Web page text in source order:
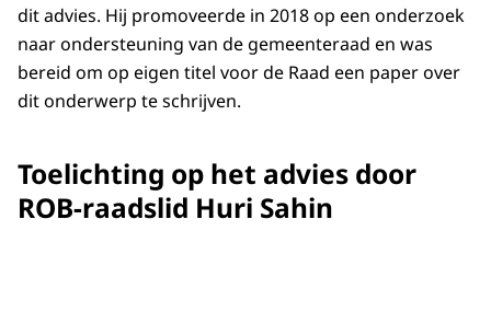
dit advies. Hij promoveerde in 2018 op een onderzoek
naar ondersteuning van de gemeenteraad en was
bereid om op eigen titel voor de Raad een paper over
dit onderwerp te schrijven.
Toelichting op het advies door
ROB-raadslid Huri Sahin